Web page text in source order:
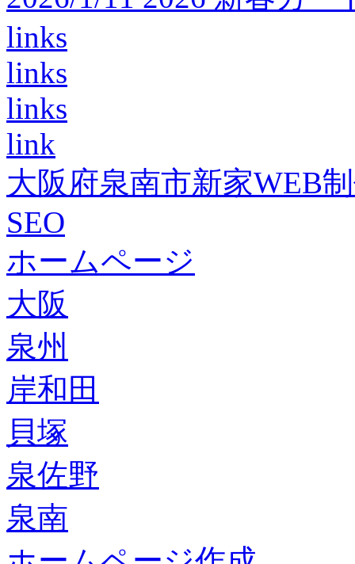
links
links
links
link
大阪府泉南市新家WEB
SEO
ホームページ
大阪
泉州
岸和田
貝塚
泉佐野
泉南